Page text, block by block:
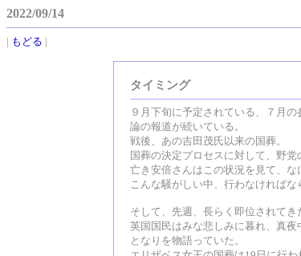
2022/09/14
| もどる |
タイミング
９月下旬に予定されている、７月
論の報道が続いている。
戦後、あの吉田茂氏以来の国葬。
国葬の決定プロセスに対して、野
亡き安倍さんはこの状況を見て、な
こんな騒がしい中、行わなければな
そして、先週、長らく即位されてき
英国国民はみな悲しみに暮れ、真
となりを物語っていた。